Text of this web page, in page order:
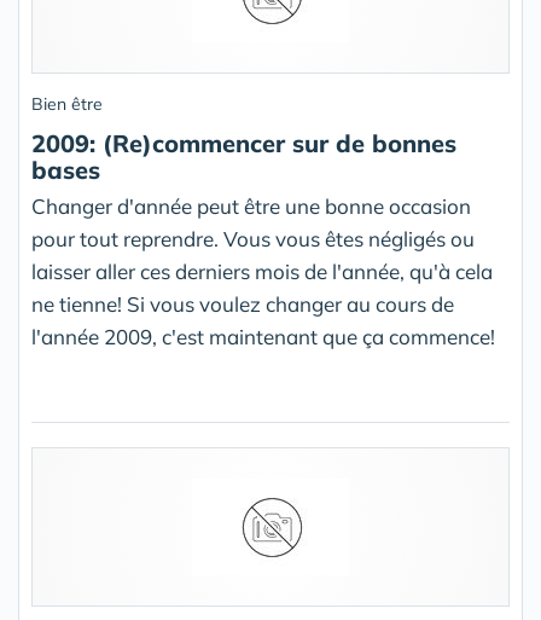
Bien être
2009: (Re)commencer sur de bonnes
bases
Changer d'année peut être une bonne occasion
pour tout reprendre. Vous vous êtes négligés ou
laisser aller ces derniers mois de l'année, qu'à cela
ne tienne! Si vous voulez changer au cours de
l'année 2009, c'est maintenant que ça commence!